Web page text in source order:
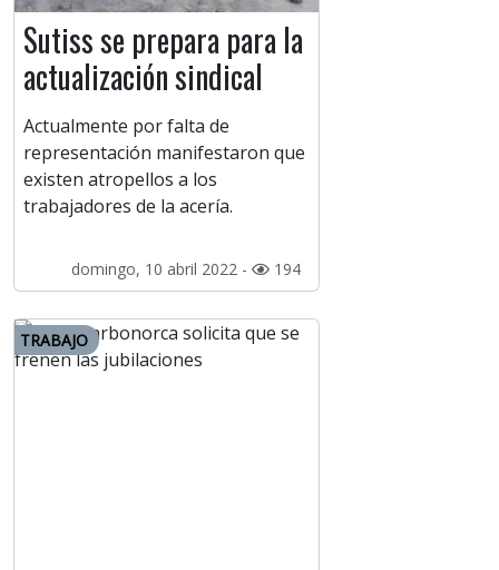
Sutiss se prepara para la
actualización sindical
Actualmente por falta de
representación manifestaron que
existen atropellos a los
trabajadores de la acería.
domingo, 10 abril 2022 - 194
TRABAJO